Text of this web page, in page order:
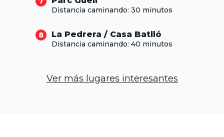
Distancia caminando: 30 minutos
8 La Pedrera / Casa Batlló
Distancia caminando: 40 minutos
Ver más lugares interesantes